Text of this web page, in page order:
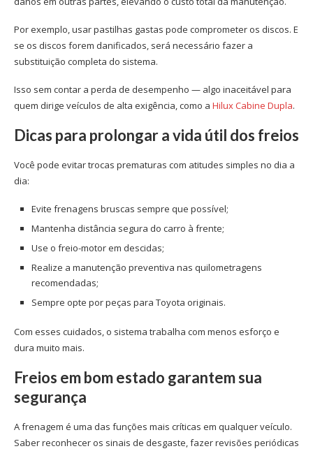
Por exemplo, usar pastilhas gastas pode comprometer os discos. E
se os discos forem danificados, será necessário fazer a
substituição completa do sistema.
Isso sem contar a perda de desempenho — algo inaceitável para
quem dirige veículos de alta exigência, como a Hilux Cabine Dupla.
Dicas para prolongar a vida útil dos freios
Você pode evitar trocas prematuras com atitudes simples no dia a
dia:
Evite frenagens bruscas sempre que possível;
Mantenha distância segura do carro à frente;
Use o freio-motor em descidas;
Realize a manutenção preventiva nas quilometragens
recomendadas;
Sempre opte por peças para Toyota originais.
Com esses cuidados, o sistema trabalha com menos esforço e
dura muito mais.
Freios em bom estado garantem sua
segurança
A frenagem é uma das funções mais críticas em qualquer veículo.
Saber reconhecer os sinais de desgaste, fazer revisões periódicas